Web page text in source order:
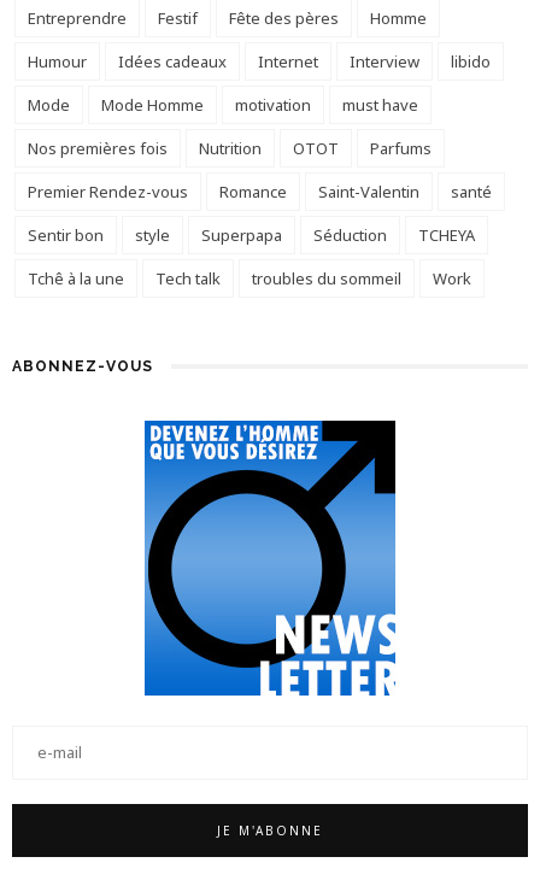
Entreprendre Festif Fête des pères
Homme
Humour
Idées cadeaux Internet Interview
libido
Mode
Mode Homme motivation
must have
Nos premières fois
Nutrition OTOT
Parfums
Premier Rendez-vous
Romance Saint-Valentin
santé
Sentir bon
style Superpapa Séduction
TCHEYA
Tchê à la une
Tech talk troubles du sommeil Work
ABONNEZ-VOUS